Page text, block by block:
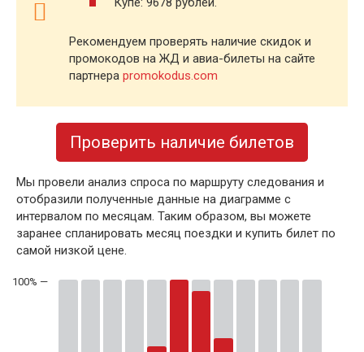
Рекомендуем проверять наличие скидок и
промокодов на ЖД и авиа-билеты на сайте
партнера promokodus.com
Проверить наличие билетов
Мы провели анализ спроса по маршруту следования и
отобразили полученные данные на диаграмме с
интервалом по месяцам. Таким образом, вы можете
заранее спланировать месяц поездки и купить билет по
самой низкой цене.